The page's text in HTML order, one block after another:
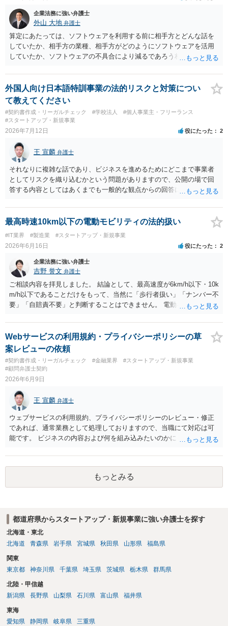
だけで費用がかかりますので、難しいところです。 当事者での対応で
すと、押し負けて支払うかもと考えますので、弁護士に依頼するなど
して対応をすれば、より裁判をしてくる可能性は減りますが、当然費
用がかかります。 毅然と拒否して後は裁判するならしてくださいの対
応、弁護士に依頼して同様の対応、裁判してきたら、従業員にて粛々
と対応のどれかを選択することになります。 以上、ご参考まで。
企業法務に強い弁護士
外山 大地 弁護士
算定にあたっては、ソフトウェアを利用する前に相手方とどんな話を
していたか、相手方の業種、相手方がどのようにソフトウェアを活用
していたか、ソフトウェアの不具合により減るであろう相手方の将来
ます。 すでに王先生からも回答されている通り、最寄りの弁護士に相
談されることをお勧めします。
外国人向け日本語特訓事業の法的リスクと対策につい
て教えてください
#契約書作成・リーガルチェック #学校法人
#個人事業主・フリーランス
#スタートアップ・新規事業
2026年7月12日 役にたった 2
王 宣麟 弁護士
それなりに複雑な話であり、ビジネスを進めるためにどこまで事業者
としてリスクを織り込むかという問題がありますので、公開の場で回
答する内容としてはあくまでも一般的な観点からの回答になります
授業・言語コーチング」と明確に位置付け、サーフィンや農業体験、
工場見学等のアクティビティは、旅行商品ではなく授業に付随した無
償の交流・学習機会として整理すること。 ・宿泊・交通・レンタカー
等の契約主体および支払は常にクライアント本人と事業者の間で完結
させ、日本語講師は予約手続や支払の代理・媒介・取次・窓口を担わ
ないこと。 ・利用規約・免責条項では、①講師は旅行業者ではなく運
送・宿泊等のサービス提供者とは独立した立場であること、②参加者
の移動・アクティビティ参加は自己の判断と責任によること、③講師
の故意・重大な過失を除く範囲で事故等についての責任を限定するこ
とを明示すること。 この辺りは意識して書類等を作成された方がよろ
しいかと思います。 公開の場で個別具体的な内容に従って回答するの
にも限界がありますので、資料などを持参の上、弁護士の相談される
ことをお勧めします。
最高時速10km以下の電動モビリティの法的扱い
#IT業界 #製造業 #スタートアップ・新規事業
2026年6月16日 役にたった 2
企業法務に強い弁護士
吉野 誉文 弁護士
ご相談内容を拝見しました。 結論として、最高速度が6km/h以下・10k
m/h以下であることだけをもって、当然に「歩行者扱い」「ナンバー不
要」「自賠責不要」と判断することはできません。 電動キックボード
付自転車または原動機付自転車に該当する可能性があります。特定小
型原動機付自転車に該当する場合、免許は不要でも、保安基準への適
合、ナンバー取得、自賠責保険加入は必要です。 WALKCARについて
は、メーカー公表情報上、警察庁・国土交通省により、一定の10km/h
以下モデルについて道路交通法上の車両に当たらず、歩行者扱いと整
理された旨が案内されています。 もっとも、これはWALKCARの構
度10km/h以下の電動モビリティ一般がすべて歩行者扱いになる」とい
う一般基準が公表されているわけではありません。 したがって、小型
電動キックボードを開発・販売する場合には、「低速だからナンバー
不要」と判断せず、具体的な仕様を前提に、警察庁・国土交通省・地
方運輸局等へ事前確認することをおすすめします。
Webサービスの利用規約・プライバシーポリシーの草
案レビューの依頼
#契約書作成・リーガルチェック #金融業界
#スタートアップ・新規事業
#顧問弁護士契約
2026年6月9日
王 宣麟 弁護士
ウェブサービスの利用規約、プライバシーポリシーのレビュー・修正
であれば、通常業務として処理しておりますので、当職にて対応は可
能です。 ビジネスの内容および何を組み込みたいのかにもよって工数
もっとみる
都道府県からスタートアップ・新規事業に強い弁護士を探す
北海道・東北
北海道
青森県 岩手県 宮城県 秋田県 山形県 福島県
関東
東京都
神奈川県 千葉県 埼玉県 茨城県 栃木県 群馬県
北陸・甲信越
新潟県
長野県 山梨県 石川県 富山県 福井県
東海
愛知県
静岡県 岐阜県 三重県